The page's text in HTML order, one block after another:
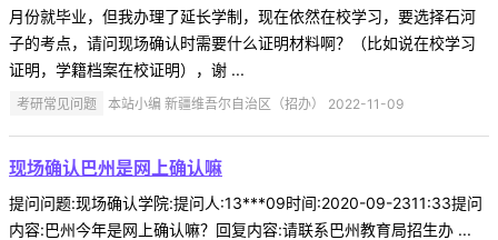
月份就毕业，但我办理了延长学制，现在依然在校学习，要选择石河
子的考点，请问现场确认时需要什么证明材料啊？（比如说在校学习
证明，学籍档案在校证明），谢 ...
考研常见问题 本站小编 新疆维吾尔自治区（招办） 2022-11-09
现场确认巴州是网上确认嘛
提问问题:现场确认学院:提问人:13***09时间:2020-09-2311:33提问
内容:巴州今年是网上确认嘛？回复内容:请联系巴州教育局招生办 ...